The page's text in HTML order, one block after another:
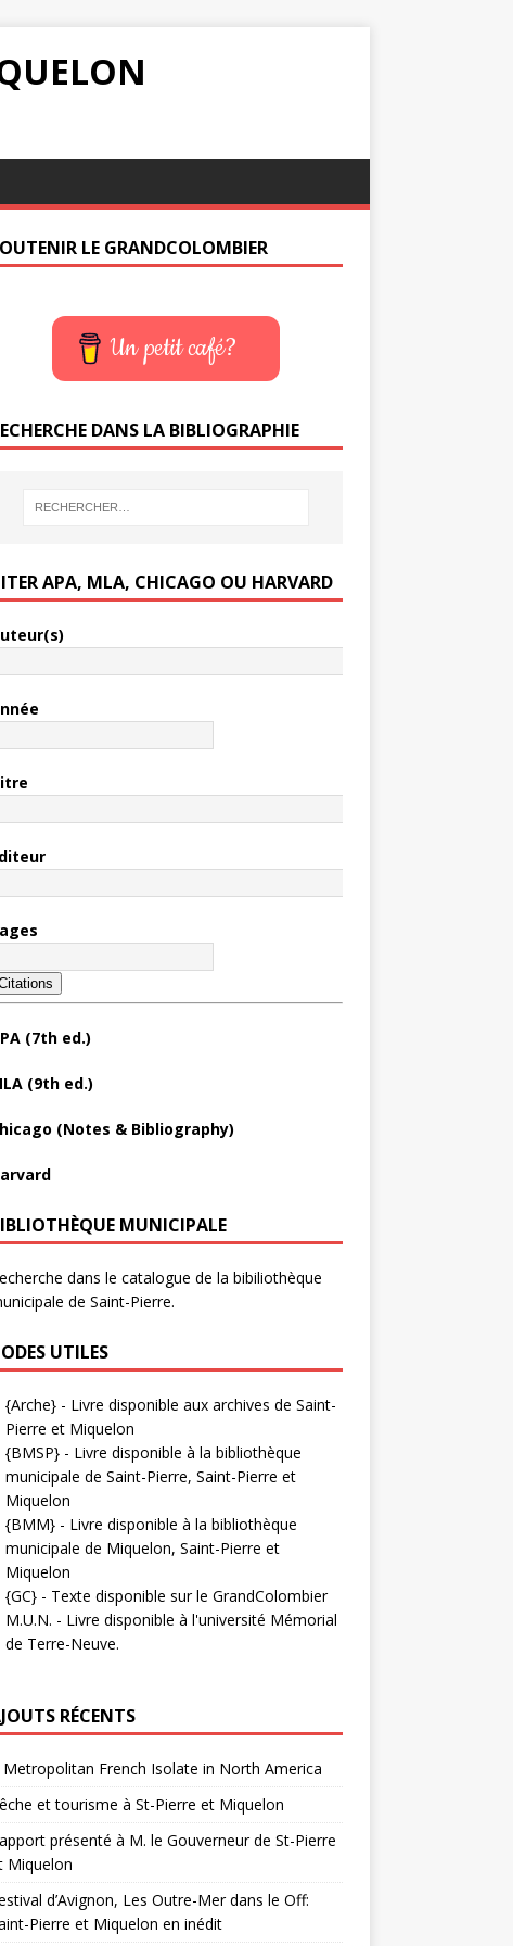
LE GRANDCOLOMBIER
Un petit café?
DANS LA BIBLIOGRAPHIE
APA, MLA, CHICAGO OU HARVARD
(7th ed.)
(9th ed.)
(Notes & Bibliography)
MUNICIPALE
dans le catalogue de la bibiliothèque
de Saint-Pierre.
UTILES
{Arche}- Livre disponible aux archives de Saint-
Pierre et Miquelon
{BMSP}- Livre disponible à la bibliothèque
municipale de Saint-Pierre, Saint-Pierre et
Miquelon
{BMM}- Livre disponible à la bibliothèque
municipale de Miquelon, Saint-Pierre et
Miquelon
{GC}- Texte disponible sur le GrandColombier
M.U.N. - Livre disponible à l'université Mémorial
de Terre-Neuve.
RÉCENTS
Metropolitan French Isolate in North America
et tourisme à St-Pierre et Miquelon
présenté à M. le Gouverneur de St-Pierre
Miquelon
d’Avignon, Les Outre-Mer dans le Off:
Pierre et Miquelon en inédit